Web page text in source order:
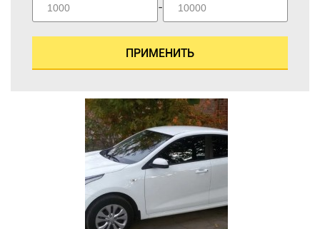
-
ПРИМЕНИТЬ